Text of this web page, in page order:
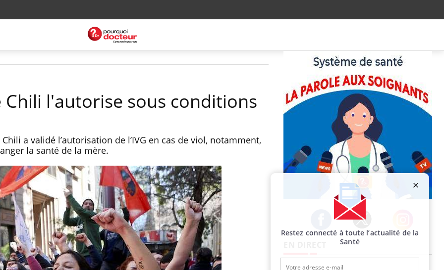
l'autorise sous conditions
a validé l’autorisation de l’IVG en cas de viol, notamment,
la santé de la mère.
Facebook Twitter Instagram
Restez connecté à toute l’actualité de la
Santé